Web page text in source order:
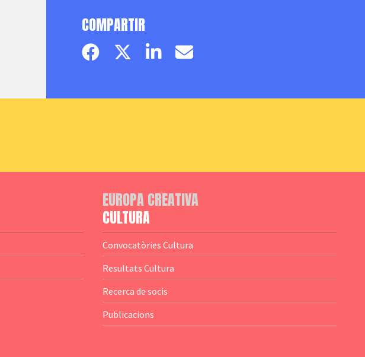
COMPARTIR
Facebook pageTwitter page
LinkedinEmail
EUROPA CREATIVA
CULTURA
Convocatòries Cultura
Resultats Cultura
Recerca de socis
Publicacions